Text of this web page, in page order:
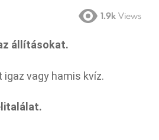
1.9k Views
állításokat.
igaz vagy hamis kvíz.